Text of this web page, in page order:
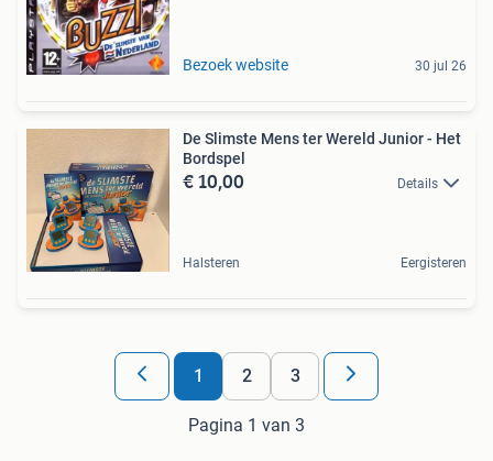
Bezoek website 30 jul 26
De Slimste Mens ter Wereld Junior - Het
Bordspel
€ 10,00 Details
Halsteren Eergisteren
1 2 3
Pagina 1 van 3